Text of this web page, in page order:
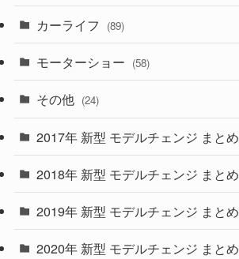
(6)
(9)
(4)
(30)
(27)
(27)
(26)
(33)
(10)
(35)
カーライフ (89)
モーターショー (58)
その他 (24)
2017年 新型 モデルチェンジ まとめ
2018年 新型 モデルチェンジ まとめ
2019年 新型 モデルチェンジ まとめ
2020年 新型 モデルチェンジ まとめ